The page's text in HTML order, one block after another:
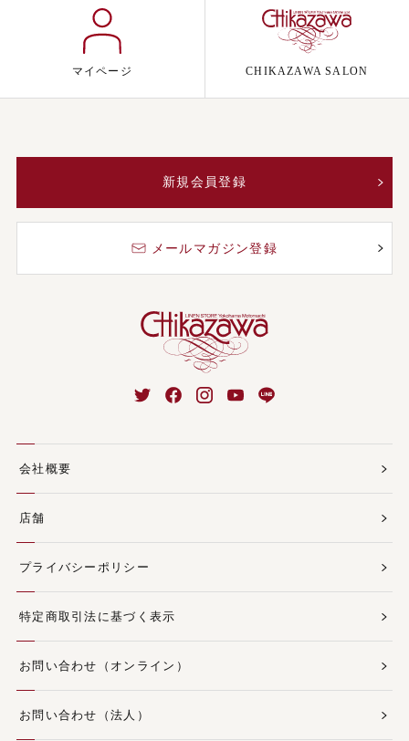
マイページ CHIKAZAWA SALON
新規会員登録
メールマガジン登録
会社概要
店舗
プライバシーポリシー
特定商取引法に基づく表示
お問い合わせ（オンライン）
お問い合わせ（法人）